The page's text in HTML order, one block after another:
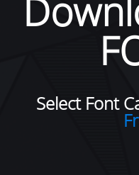
Select Font